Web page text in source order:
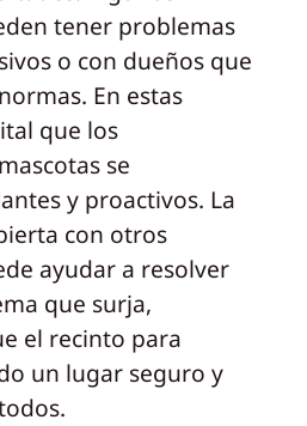
tener problemas
o con dueños que
En estas
que los
se
y proactivos. La
con otros
ayudar a resolver
que surja,
el recinto para
un lugar seguro y